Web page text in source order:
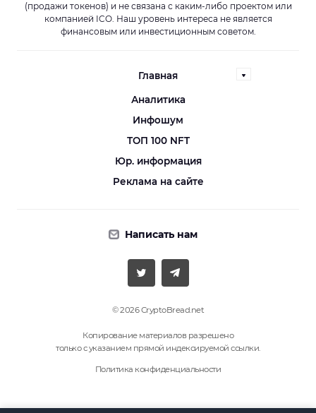
(продажи токенов) и не связана с каким-либо проектом или
компанией ICO. Наш уровень интереса не является
финансовым или инвестиционным советом.
Главная
Аналитика
Инфошум
ТОП 100 NFT
Юр. информация
Реклама на сайте
Написать нам
© 2026 CryptoBread.net
Копирование материалов разрешено
только с указанием прямой индексируемой ссылки.
Политика конфиденциальности